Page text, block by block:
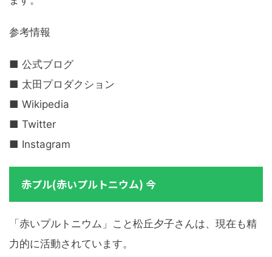
参考情報
■ 公式ブログ
■ 太田プロダクション
■ Wikipedia
■ Twitter
■ Instagram
赤プル(赤いプルトニウム) 今
「赤いプルトニウム」こと松丘夕子さんは、現在も精
力的に活動されています。